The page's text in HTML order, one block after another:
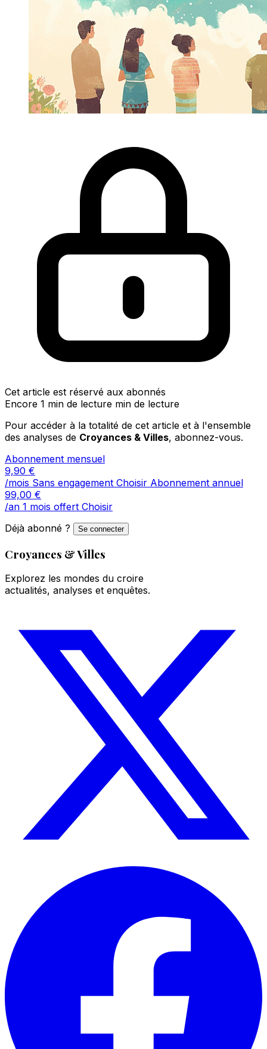
Cet article est réservé aux abonnés
Encore 1 min de lecture min de lecture
Pour accéder à la totalité de cet article et à l'ensemble
des analyses de Croyances & Villes, abonnez-vous.
Abonnement mensuel
9,90 €
/mois Sans engagement Choisir Abonnement annuel
99,00 €
/an 1 mois offert Choisir
Déjà abonné ?
Se connecter
Croyances & Villes
Explorez les mondes du croire
actualités, analyses et enquêtes.